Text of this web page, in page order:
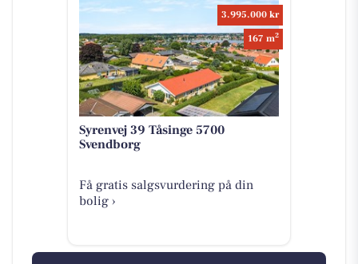
3.995.000 kr
167 m2
Syrenvej 39 Tåsinge 5700
Svendborg
Få gratis salgsvurdering på din
bolig ›